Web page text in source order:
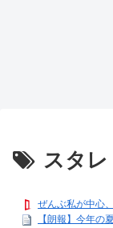
スタレ
ぜんぶ私が中心
【朗報】今年の